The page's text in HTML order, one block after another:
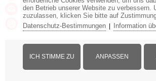
info@grandiosoft.eu
WWW.GRANDIOSOFT.EU
© Copyright - www.grandiosoft.eu -
development
by
den Betrieb unserer Website zu verbessern.
zuzulassen, klicken Sie bitte auf
Datenschutz-Bestimmungen| Information
ICH STIMME ZU ANPASSEN